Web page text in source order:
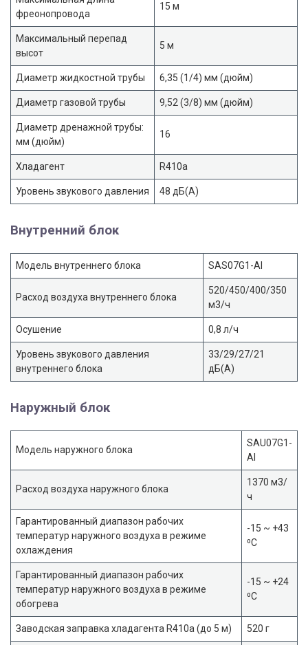
фреонопровода
15 м
Максимальный перепад
высот
5 м
Диаметр жидкостной трубы 6,35 (1/4) мм (дюйм)
Диаметр газовой трубы 9,52 (3/8) мм (дюйм)
Диаметр дренажной трубы:
мм (дюйм)
16
Хладагент R410a
Уровень звукового давления 48 дБ(А)
Внутренний блок
Модель внутреннего блока SAS07G1-AI
Расход воздуха внутреннего блока
520/450/400/350
м3/ч
Осушение 0,8 л/ч
Уровень звукового давления
внутреннего блока
33/29/27/21
дБ(А)
Наружный блок
Модель наружного блока
SAU07G1-
AI
Расход воздуха наружного блока
1370 м3/
ч
Гарантированный диапазон рабочих
температур наружного воздуха в режиме
охлаждения
-15 ~ +43
⁰С
Гарантированный диапазон рабочих
температур наружного воздуха в режиме
обогрева
-15 ~ +24
⁰С
Заводская заправка хладагента R410a (до 5 м) 520 г